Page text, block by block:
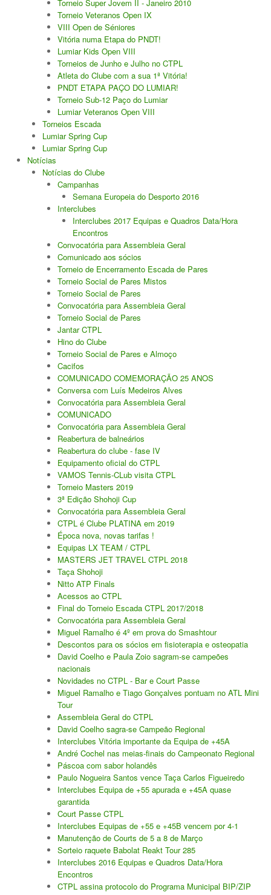
Mapa do Site
Clube Ténis Paço do Lumiar
Escola de Ténis e Centro de Treino
Torneio Super Jovem II - Janeiro 2010
Torneio Veteranos Open IX
VIII Open de Séniores
Vitória numa Etapa do PNDT!
Lumiar Kids Open VIII
Torneios de Junho e Julho no CTPL
Atleta do Clube com a sua 1ª Vitória!
PNDT ETAPA PAÇO DO LUMIAR!
Torneio Sub-12 Paço do Lumiar
Lumiar Veteranos Open VIII
Torneios Escada
Lumiar Spring Cup
Lumiar Spring Cup
Notícias
Notícias do Clube
Campanhas
Semana Europeia do Desporto 2016
Interclubes
Interclubes 2017 Equipas e Quadros Data/Hora
Encontros
Convocatória para Assembleia Geral
Comunicado aos sócios
Torneio de Encerramento Escada de Pares
Torneio Social de Pares Mistos
Torneio Social de Pares
Convocatória para Assembleia Geral
Torneio Social de Pares
Jantar CTPL
Hino do Clube
Torneio Social de Pares e Almoço
Cacifos
COMUNICADO COMEMORAÇÃO 25 ANOS
Conversa com Luís Medeiros Alves
Convocatória para Assembleia Geral
COMUNICADO
Convocatória para Assembleia Geral
Reabertura de balneários
Reabertura do clube - fase IV
Equipamento oficial do CTPL
VAMOS Tennis-CLub visita CTPL
Torneio Masters 2019
3ª Edição Shohoji Cup
Convocatória para Assembleia Geral
CTPL é Clube PLATINA em 2019
Época nova, novas tarifas !
Equipas LX TEAM / CTPL
MASTERS JET TRAVEL CTPL 2018
Taça Shohoji
Nitto ATP Finals
Acessos ao CTPL
Final do Torneio Escada CTPL 2017/2018
Convocatória para Assembleia Geral
Miguel Ramalho é 4º em prova do Smashtour
Descontos para os sócios em fisioterapia e osteopatia
David Coelho e Paula Zoio sagram-se campeões
nacionais
Novidades no CTPL - Bar e Court Passe
Miguel Ramalho e Tiago Gonçalves pontuam no ATL Mini
Tour
Assembleia Geral do CTPL
David Coelho sagra-se Campeão Regional
Interclubes Vitória importante da Equipa de +45A
André Cochel nas meias-finais do Campeonato Regional
Páscoa com sabor holandês
Paulo Nogueira Santos vence Taça Carlos Figueiredo
Interclubes Equipa de +55 apurada e +45A quase
garantida
Court Passe CTPL
Interclubes Equipas de +55 e +45B vencem por 4-1
Manutenção de Courts de 5 a 8 de Março
Sorteio raquete Babolat Reakt Tour 285
Interclubes 2016 Equipas e Quadros Data/Hora
Encontros
CTPL assina protocolo do Programa Municipal BIP/ZIP